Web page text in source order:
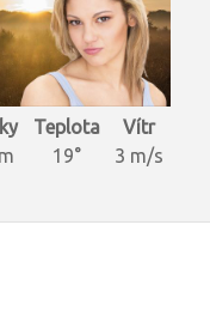
Teplota
Vítr
19° 3 m/s